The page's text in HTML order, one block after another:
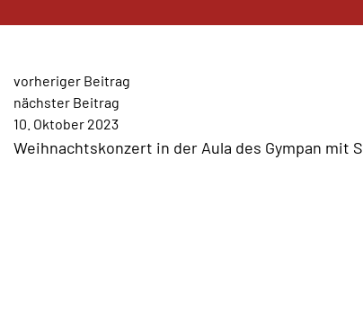
AKTUELLES
vorheriger Beitrag
nächster Beitrag
10. Oktober 2023
Weihnachtskonzert in der Aula des Gympan mit